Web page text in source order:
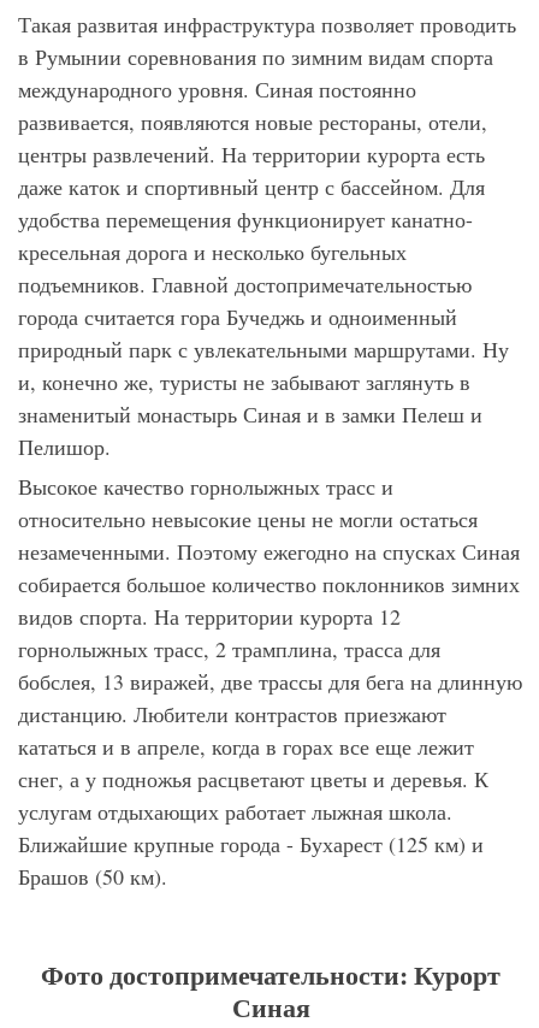
Такая развитая инфраструктура позволяет проводить
в Румынии соревнования по зимним видам спорта
международного уровня. Синая постоянно
развивается, появляются новые рестораны, отели,
центры развлечений. На территории курорта есть
даже каток и спортивный центр с бассейном. Для
удобства перемещения функционирует канатно-
кресельная дорога и несколько бугельных
подъемников. Главной достопримечательностью
города считается гора Бучеджь и одноименный
природный парк с увлекательными маршрутами. Ну
и, конечно же, туристы не забывают заглянуть в
знаменитый монастырь Синая и в замки Пелеш и
Пелишор.
Высокое качество горнолыжных трасс и
относительно невысокие цены не могли остаться
незамеченными. Поэтому ежегодно на спусках Синая
собирается большое количество поклонников зимних
видов спорта. На территории курорта 12
горнолыжных трасс, 2 трамплина, трасса для
бобслея, 13 виражей, две трассы для бега на длинную
дистанцию. Любители контрастов приезжают
кататься и в апреле, когда в горах все еще лежит
снег, а у подножья расцветают цветы и деревья. К
услугам отдыхающих работает лыжная школа.
Ближайшие крупные города - Бухарест (125 км) и
Брашов (50 км).
Фото достопримечательности: Курорт
Синая